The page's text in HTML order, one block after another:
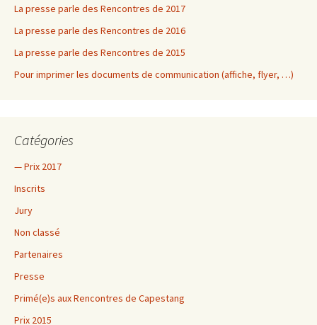
La presse parle des Rencontres de 2017
La presse parle des Rencontres de 2016
La presse parle des Rencontres de 2015
Pour imprimer les documents de communication (affiche, flyer, …)
Catégories
— Prix 2017
Inscrits
Jury
Non classé
Partenaires
Presse
Primé(e)s aux Rencontres de Capestang
Prix 2015